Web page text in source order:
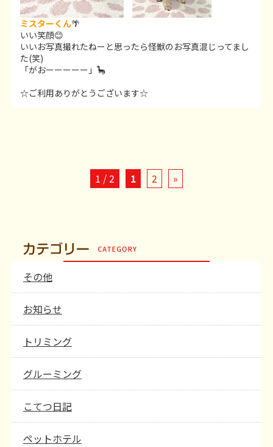
ミスターくん🌴
いい笑顔😊
いいお写真撮れたねーと思ったら怪獣のお写真混じってまし
た(笑)
「がおーーーーー」🦕
☆ご利用ありがとうございます☆
1 / 2 1 2 »
その他
お知らせ
トリミング
グルーミング
こてつ日記
ペットホテル